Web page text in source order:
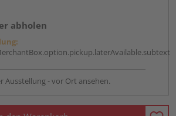
abholen
Ausstellung - vor Ort ansehen.